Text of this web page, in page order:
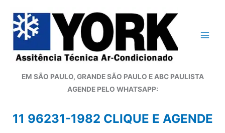
para
conteúdo
EM SÃO PAULO, GRANDE SÃO PAULO E ABC PAULISTA
AGENDE PELO WHATSAPP:
11 96231-1982 CLIQUE E AGENDE